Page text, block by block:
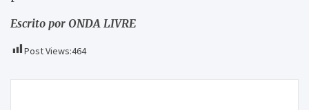
Escrito por ONDA LIVRE
Post Views:464